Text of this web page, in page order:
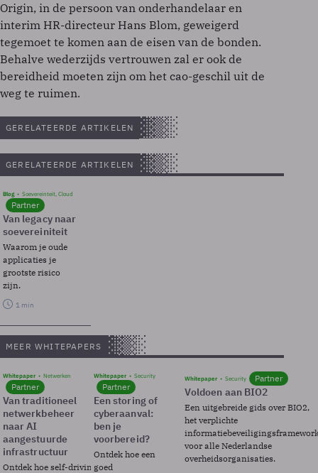
Origin, in de persoon van onderhandelaar en
interim HR-directeur Hans Blom, geweigerd
tegemoet te komen aan de eisen van de bonden.
Behalve wederzijds vertrouwen zal er ook de
bereidheid moeten zijn om het cao-geschil uit de
weg te ruimen.
GERELATEERDE ARTIKELEN
GERELATEERDE ARTIKELEN
Blog Soevereinteit, Cloud
Partner
Van legacy naar
soevereiniteit
Waarom je oude
applicaties je
grootste risico
zijn.
1 min
MEER WHITEPAPERS
Whitepaper Netwerken
Partner
Van traditioneel
netwerkbeheer
naar AI
aangestuurde
infrastructuur
Ontdek hoe self-driving
Whitepaper Security
Partner
Een storing of
cyberaanval:
ben je
voorbereid?
Ontdek hoe een
goed
Whitepaper Security Partner
Voldoen aan BIO2
Een uitgebreide gids over BIO2,
het verplichte
voor alle Nederlandse
overheidsorganisaties.